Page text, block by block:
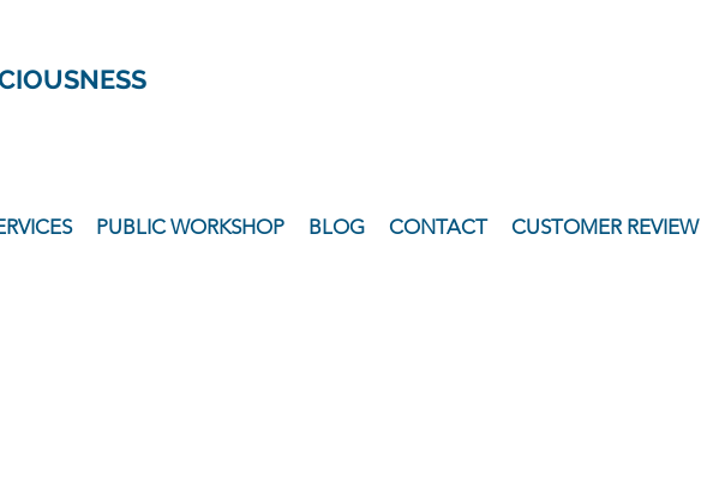
PUBLIC WORKSHOP BLOG CONTACT CUSTOMER REVIEW